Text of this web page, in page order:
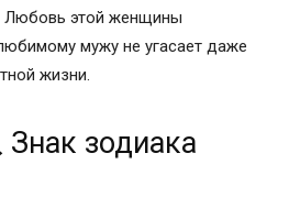
Любовь этой женщины
мужу не угасает даже
жизни.
зодиака